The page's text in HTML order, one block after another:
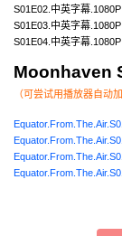
S01E02.中英字幕
S01E03.中英字幕
S01E04.中英字幕
Moonhaven
（可尝试用播放器自动